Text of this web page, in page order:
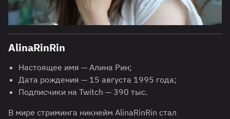
AlinaRinRin
Настоящее имя — Алина Рин;
Дата рождения — 15 августа 1995 года;
Подписчики на Twitch — 390 тыс.
В мире стриминга никнейм AlinaRinRin стал